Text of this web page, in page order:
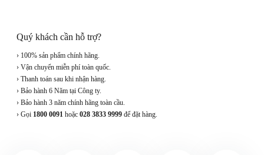
Quý khách cần hỗ trợ?
› 100% sản phẩm chính hãng.
› Vận chuyển miễn phí toàn quốc.
› Thanh toán sau khi nhận hàng.
› Bảo hành 6 Năm tại Công ty.
› Bảo hành 3 năm chính hãng toàn cầu.
› Gọi 1800 0091 hoặc 028 3833 9999 để đặt hàng.